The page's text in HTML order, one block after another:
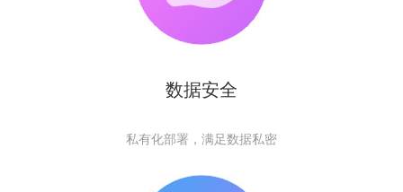
数据安全
私有化部署，满足数据私密